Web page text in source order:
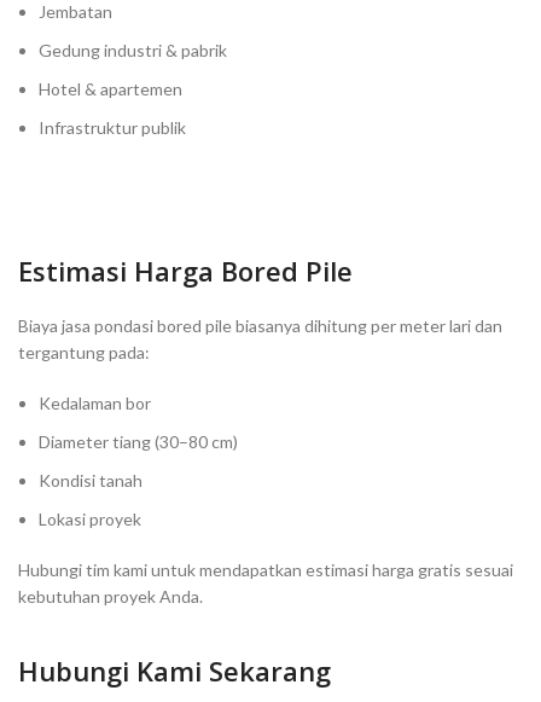
Jembatan
Gedung industri & pabrik
Hotel & apartemen
Infrastruktur publik
Estimasi Harga Bored Pile
Biaya jasa pondasi bored pile biasanya dihitung per meter lari dan
tergantung pada:
Kedalaman bor
Diameter tiang (30–80 cm)
Kondisi tanah
Lokasi proyek
Hubungi tim kami untuk mendapatkan estimasi harga gratis sesuai
kebutuhan proyek Anda.
Hubungi Kami Sekarang